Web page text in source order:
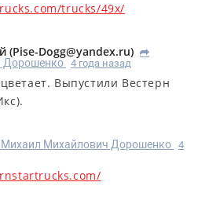
trucks/49x/
(Pise-Dogg@yandex.ru) R
Дорошенко 4 года назад
Выпустили Вестерн
Михаил Михайлович Дорошенко 4